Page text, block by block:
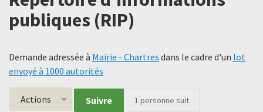
publiques (RIP)
Demande adressée à Mairie - Chartres dans le cadre d'un lot
envoyé à 1000 autorités
Actions Suivre 1 personne suit